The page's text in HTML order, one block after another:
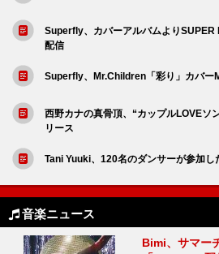
Superfly、カバーアルバムよりSUPER
配信
Superfly、Mr.Children「彩り」カバー
西野カナの真骨頂、“カップルLOVEソ
リース
Tani Yuuki、120名のダンサーが参加し
音楽ニュース
Bimi、サマー